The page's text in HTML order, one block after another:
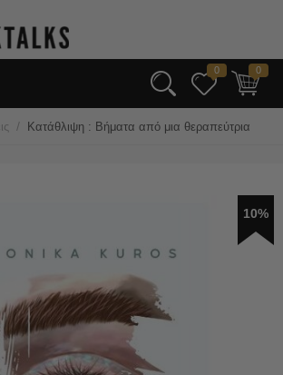
0 0
/ Κατάθλιψη : Βήματα από μια θεραπεύτρια
10%